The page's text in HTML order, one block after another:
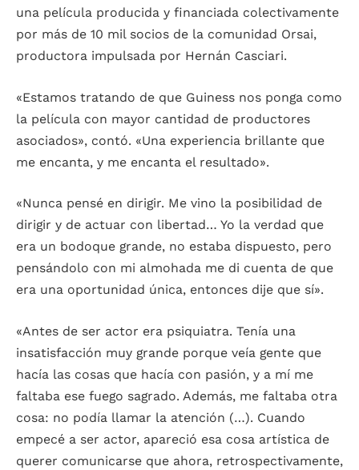
una película producida y financiada colectivamente
por más de 10 mil socios de la comunidad Orsai,
productora impulsada por Hernán Casciari.
«Estamos tratando de que Guiness nos ponga como
la película con mayor cantidad de productores
asociados», contó. «Una experiencia brillante que
me encanta, y me encanta el resultado».
«Nunca pensé en dirigir. Me vino la posibilidad de
dirigir y de actuar con libertad… Yo la verdad que
era un bodoque grande, no estaba dispuesto, pero
pensándolo con mi almohada me di cuenta de que
era una oportunidad única, entonces dije que sí».
«Antes de ser actor era psiquiatra. Tenía una
insatisfacción muy grande porque veía gente que
hacía las cosas que hacía con pasión, y a mí me
faltaba ese fuego sagrado. Además, me faltaba otra
cosa: no podía llamar la atención (…). Cuando
empecé a ser actor, apareció esa cosa artística de
querer comunicarse que ahora, retrospectivamente,